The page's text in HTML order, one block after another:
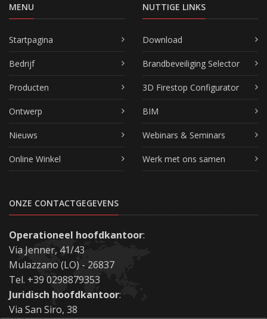
MENU
Startpagina
Bedrijf
Producten
Ontwerp
Nieuws
Online Winkel
NUTTIGE LINKS
Download
Brandbeveiliging Selector
3D Firestop Configurator
BIM
Webinars & Seminars
Werk met ons samen
ONZE CONTACTGEGEVENS
Operationeel hoofdkantoor:
Via Jenner, 41/43
Mulazzano (LO) - 26837
Tel. +39 0298879353
Juridisch hoofdkantoor:
Via San Siro, 38